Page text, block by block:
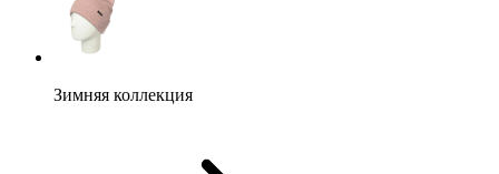
Зимняя коллекция